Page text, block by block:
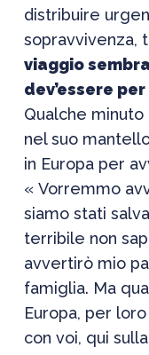
distribuire
sopravvivenza,
viaggio
dev’essere
Qualche
nel suo
in Europa per
« Vorremmo
siamo stati
terribile non
avvertirò mio
famiglia. Ma
Europa, per
con voi, qui